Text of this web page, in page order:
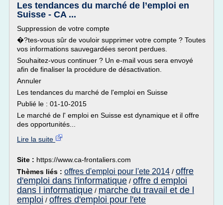
Les tendances du marché de l’emploi en
Suisse - CA ...
Suppression de votre compte
�?tes-vous sûr de vouloir supprimer votre compte ? Toutes
vos informations sauvegardées seront perdues.
Souhaitez-vous continuer ? Un e-mail vous sera envoyé
afin de finaliser la procédure de désactivation.
Annuler
Les tendances du marché de l'emploi en Suisse
Publié le : 01-10-2015
Le marché de l' emploi en Suisse est dynamique et il offre
des opportunités...
Lire la suite
Site : https://www.ca-frontaliers.com
Thèmes liés : offres d'emploi pour l'ete 2014 / offre
d'emploi dans l'informatique / offre d emploi
dans l informatique / marche du travail et de l
emploi / offres d'emploi pour l'ete